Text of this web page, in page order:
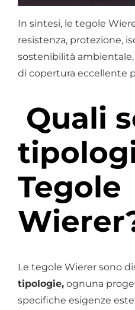
In sintesi, le tegole
resistenza, protezione,
sostenibilità
di copertura eccellente
Quali
Tegole
Le tegole Wierer sono
tipologie, ognuna
specifiche esigenze